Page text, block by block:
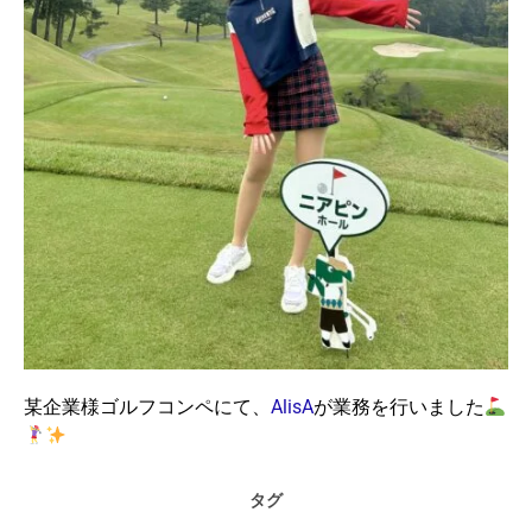
某企業様ゴルフコンペにて、 AlisAが業務を行いました
タグ